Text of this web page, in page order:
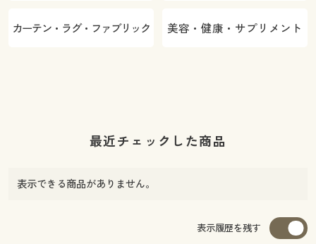
カーテン・ラグ・ファブリック 美容・健康・サプリメント
最近チェックした商品
表示できる商品がありません。
表示履歴を残す